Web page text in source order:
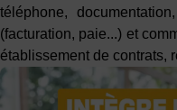
téléphone,
(facturation, paie...) et
établissement de contrats,